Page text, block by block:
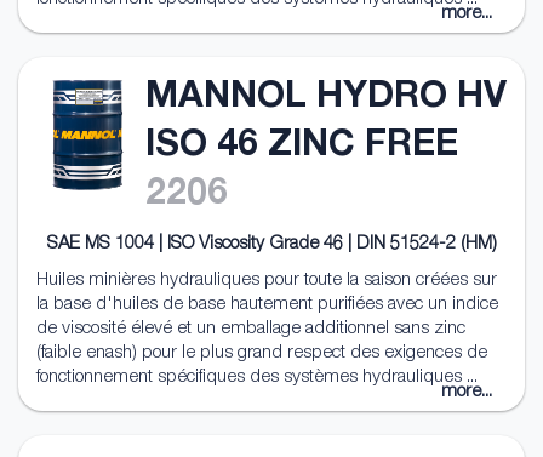
more...
MANNOL HYDRO HV
ISO 46 ZINC FREE
2206
SAE MS 1004 | ISO Viscosity Grade 46 | DIN 51524-2 (HM)
Huiles minières hydrauliques pour toute la saison créées sur
la base d'huiles de base hautement purifiées avec un indice
de viscosité élevé et un emballage additionnel sans zinc
(faible enash) pour le plus grand respect des exigences de
fonctionnement spécifiques des systèmes hydrauliques ...
more...